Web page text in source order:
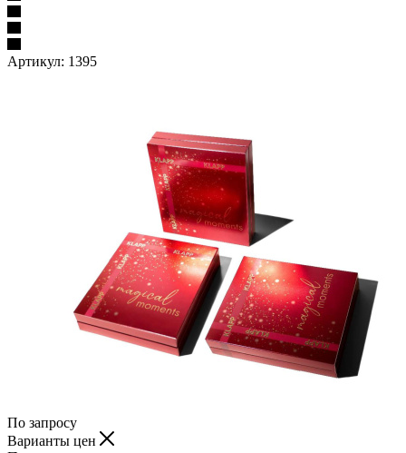
Артикул: 1395
По запросу
Варианты цен